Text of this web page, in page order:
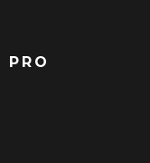
PRO